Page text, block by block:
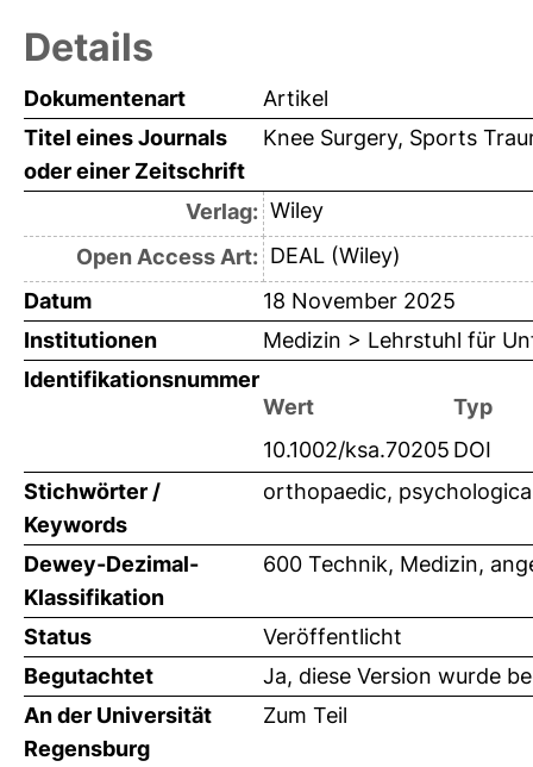
Details
Dokumentenart
Artikel
Titel eines Journals
oder einer Zeitschrift
Knee Surgery, Sports
Verlag: Wiley
Open Access Art: DEAL (Wiley)
Datum
18 November 2025
Institutionen
Medizin > Lehrstuhl für
Identifikationsnummer
Wert
Typ
10.1002/ksa.70205 DOI
Stichwörter /
Keywords
orthopaedic,
Dewey-Dezimal-
Klassifikation
600 Technik, Medizin,
Status
Veröffentlicht
Begutachtet
Ja, diese Version wurde
An der Universität
Regensburg
Zum Teil